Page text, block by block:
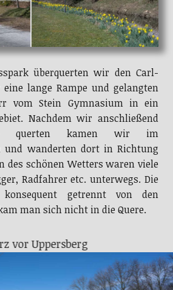
überquerten wir den Carl-
lange Rampe und gelangten
vom Stein Gymnasium in ein
Nachdem wir anschließend
querten kamen wir im
und wanderten dort in Richtung
des schönen Wetters waren viele
Radfahrer etc. unterwegs. Die
konsequent getrennt von den
man sich nicht in die Quere.
vor Uppersberg